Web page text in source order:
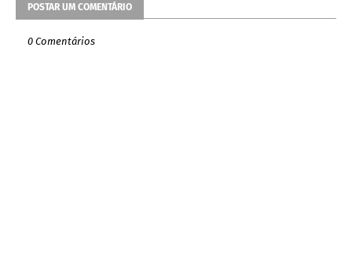
POSTAR UM COMENTÁRIO
0 Comentários